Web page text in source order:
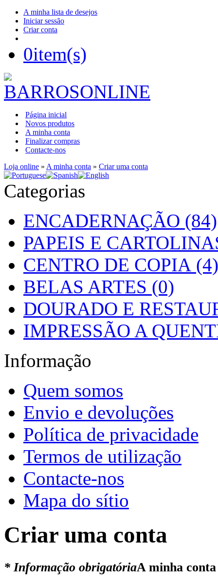
A minha lista de desejos
Iniciar sessão
Criar conta
0item(s)
Página inicial
Novos produtos
A minha conta
Finalizar compras
Contacte-nos
Loja online » A minha conta » Criar uma conta
Categorias
ENCADERNAÇÃO (84)
PAPEIS E
CENTRO DE COPIA (4)
BELAS ARTES (0)
DOURADO E
IMPRESSÃO A
Informação
Quem somos
Envio e devoluções
Política de privacidade
Termos de utilização
Contacte-nos
Mapa do sítio
Criar uma conta
* Informação obrigatóriaA minha conta